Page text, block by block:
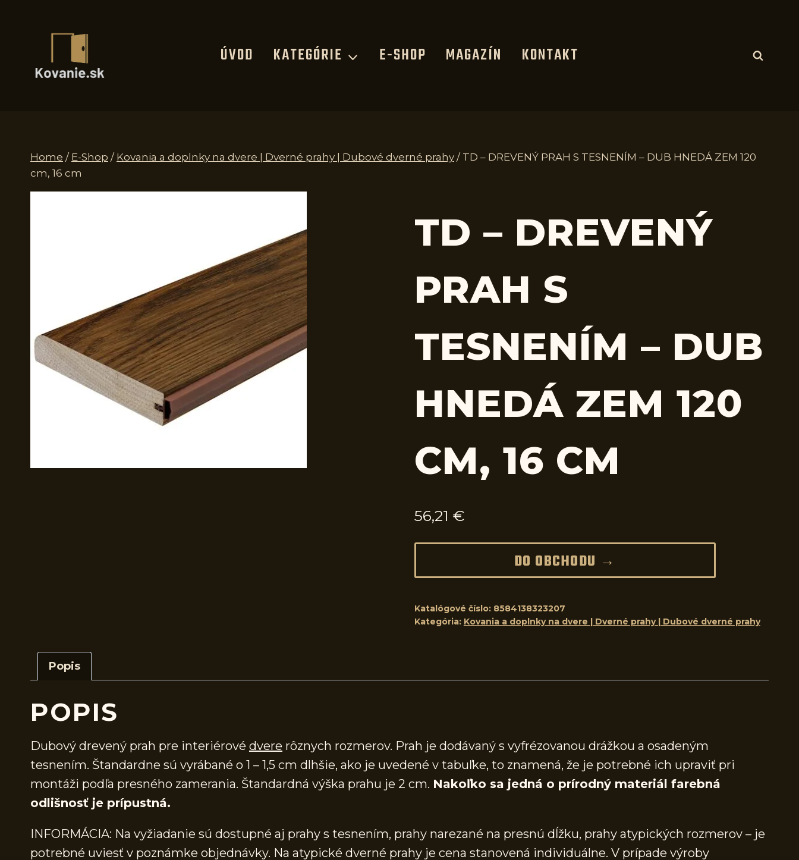
ÚVOD KATEGÓRIE E-SHOP MAGAZÍN KONTAKT
Home / E-Shop / Kovania a doplnky na dvere | Dverné prahy | Dubové dverné prahy / TD – DREVENÝ PRAH S TESNENÍM – DUB HNEDÁ ZEM 120
cm, 16 cm
TD – DREVENÝ
PRAH S
TESNENÍM – DUB
HNEDÁ ZEM 120
CM, 16 CM
56,21 €
DO OBCHODU →
Katalógové číslo: 8584138323207
Kategória: Kovania a doplnky na dvere | Dverné prahy | Dubové dverné prahy
Popis
POPIS
Dubový drevený prah pre interiérové dvere rôznych rozmerov. Prah je dodávaný s vyfrézovanou drážkou a osadeným
tesnením. Štandardne sú vyrábané o 1 – 1,5 cm dlhšie, ako je uvedené v tabuľke, to znamená, že je potrebné ich upraviť pri
montáži podľa presného zamerania. Štandardná výška prahu je 2 cm. Nakoľko sa jedná o prírodný materiál farebná
odlišnosť je prípustná.
INFORMÁCIA: Na vyžiadanie sú dostupné aj prahy s tesnením, prahy narezané na presnú dĺžku, prahy atypických rozmerov – je
potrebné uviesť v poznámke objednávky. Na atypické dverné prahy je cena stanovená individuálne. V prípade výroby